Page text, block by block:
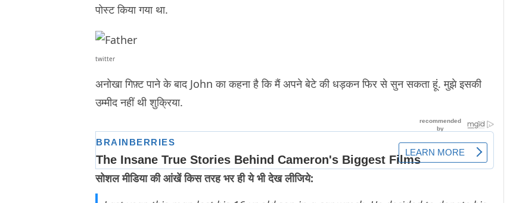
पोस्ट किया गया था.
twitter
अनोखा गिफ़्ट पाने के बाद John का कहना है कि मैं अपने बेटे की धड़कन फिर से सुन सकता हूं. मुझे इसकी
उम्मीद नहीं थी शुक्रिया.
सोशल मीडिया की आंखें किस तरह भर ही ये भी देख लीजिये: